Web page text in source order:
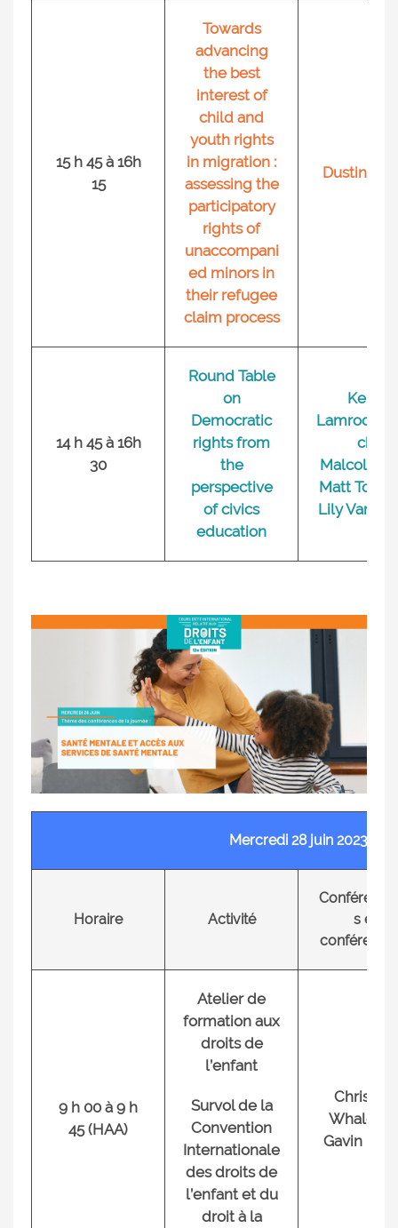
15 h 45 à 16h
15
Towards
advancing
the best
interest of
child and
youth rights
in migration :
assessing the
participatory
rights of
unaccompani
ed minors in
their refugee
claim process
Dustin
14 h 45 à 16h
30
Round Table
on
Democratic
rights from
the
perspective
of civics
education
Kelly
ck
Matt Toner
Lily Van
Mercredi 28 juin 2023
Horaire Activité
s et
9 h 00 à 9 h
45 (HAA)
Atelier de
formation aux
droits de
l’enfant
Survol de la
Convention
Internationale
des droits de
l’enfant et du
droit à la
Christian
Whalen
Gavin